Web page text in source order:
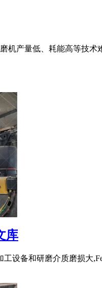
机产量低、耗能高等技
库
设备和研磨介质磨损大